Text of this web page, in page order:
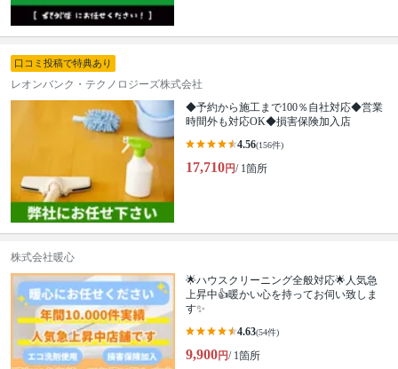
口コミ投稿で特典あり
レオンバンク・テクノロジーズ株式会社
◆予約から施工まで100％自社対応◆営業
時間外も対応OK◆損害保険加入店
4.56(156件)
17,710円/ 1箇所
株式会社暖心
🌟ハウスクリーニング全般対応🌟人気急
上昇中👍暖かい心を持ってお伺い致しま
す✨
4.63(54件)
9,900円/ 1箇所